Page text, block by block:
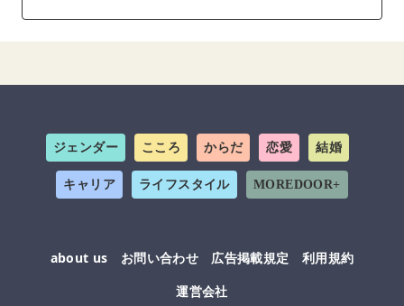
ジェンダー こころ からだ 恋愛 結婚
キャリア ライフスタイル MOREDOOR+
about us お問い合わせ 広告掲載規定
利用規約
運営会社